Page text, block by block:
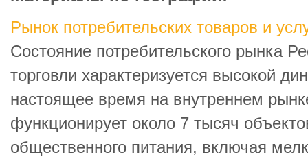
Рынок потребительских товаров и
Состояние потребительского рынка
торговли характеризуется высокой
настоящее время на внутреннем
функционирует около 7 тысяч
общественного питания, включая